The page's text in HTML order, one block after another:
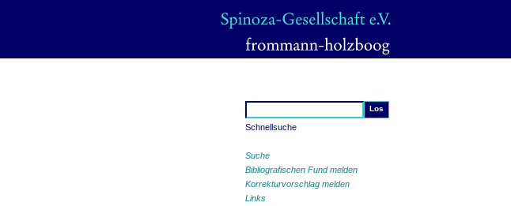
Schnellsuche
Suche
Bibliografischen Fund melden
Korrekturvorschlag melden
Links